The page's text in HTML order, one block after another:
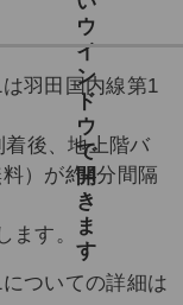
羽田国内線第1
後、地上階バ
）が約4分間隔
す。
ついての詳細は